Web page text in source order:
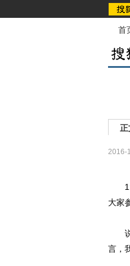
首
正
2016-
11
大家
说
言，